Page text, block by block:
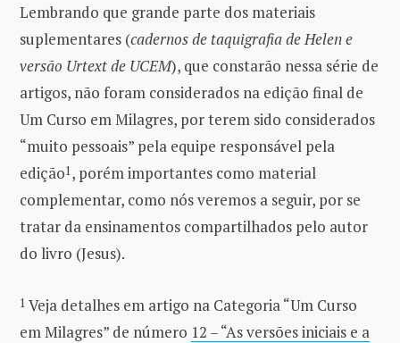
Lembrando que grande parte dos materiais
suplementares (cadernos de taquigrafia de Helen e
versão Urtext de UCEM), que constarão nessa série de
artigos, não foram considerados na edição final de
Um Curso em Milagres, por terem sido considerados
“muito pessoais” pela equipe responsável pela
edição1, porém importantes como material
complementar, como nós veremos a seguir, por se
tratar da ensinamentos compartilhados pelo autor
do livro (Jesus).
1 Veja detalhes em artigo na Categoria “Um Curso
em Milagres” de número 12 – “As versões iniciais e a